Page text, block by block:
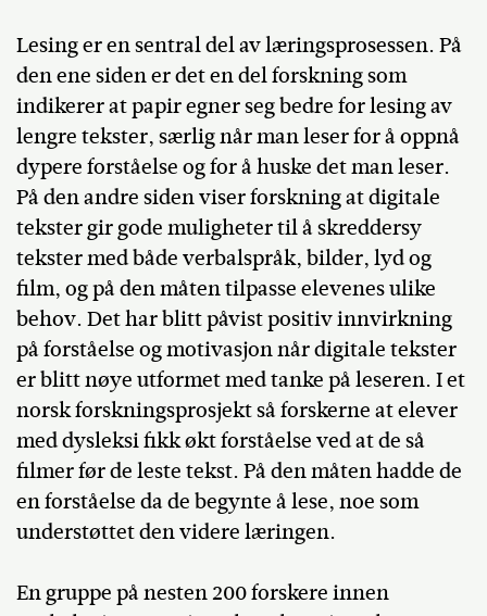
Lesing er en sentral del av læringsprosessen. På
den ene siden er det en del forskning som
indikerer at papir egner seg bedre for lesing av
lengre tekster, særlig når man leser for å oppnå
dypere forståelse og for å huske det man leser.
På den andre siden viser forskning at digitale
tekster gir gode muligheter til å skreddersy
tekster med både verbalspråk, bilder, lyd og
film, og på den måten tilpasse elevenes ulike
behov. Det har blitt påvist positiv innvirkning
på forståelse og motivasjon når digitale tekster
er blitt nøye utformet med tanke på leseren. I et
norsk forskningsprosjekt så forskerne at elever
med dysleksi fikk økt forståelse ved at de så
filmer før de leste tekst. På den måten hadde de
en forståelse da de begynte å lese, noe som
understøttet den videre læringen.
En gruppe på nesten 200 forskere innen